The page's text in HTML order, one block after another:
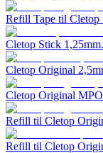
Refill Tape til Cletop
Cletop Stick 1,25mm.
Cletop Original
Cletop Original MPO
Refill til Cletop
Refill til Cletop